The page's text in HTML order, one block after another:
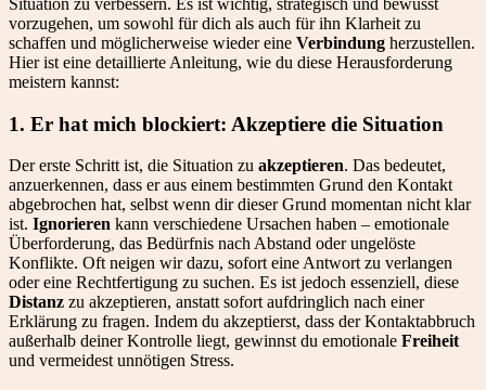
Situation zu verbessern. Es ist wichtig, strategisch und bewusst
vorzugehen, um sowohl für dich als auch für ihn Klarheit zu
schaffen und möglicherweise wieder eine Verbindung herzustellen.
Hier ist eine detaillierte Anleitung, wie du diese Herausforderung
meistern kannst:
1. Er hat mich blockiert: Akzeptiere die Situation
Der erste Schritt ist, die Situation zu akzeptieren. Das bedeutet,
anzuerkennen, dass er aus einem bestimmten Grund den Kontakt
abgebrochen hat, selbst wenn dir dieser Grund momentan nicht klar
ist. Ignorieren kann verschiedene Ursachen haben – emotionale
Überforderung, das Bedürfnis nach Abstand oder ungelöste
Konflikte. Oft neigen wir dazu, sofort eine Antwort zu verlangen
oder eine Rechtfertigung zu suchen. Es ist jedoch essenziell, diese
Distanz zu akzeptieren, anstatt sofort aufdringlich nach einer
Erklärung zu fragen. Indem du akzeptierst, dass der Kontaktabbruch
außerhalb deiner Kontrolle liegt, gewinnst du emotionale Freiheit
und vermeidest unnötigen Stress.